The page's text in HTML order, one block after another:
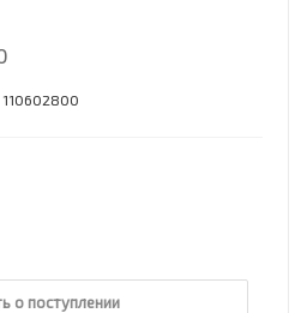
о поступлении